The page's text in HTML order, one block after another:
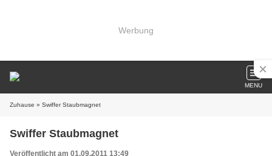
Werbung
MENU
Zuhause » Swiffer Staubmagnet
Swiffer Staubmagnet
Veröffentlicht am 01.09.2011 13:49